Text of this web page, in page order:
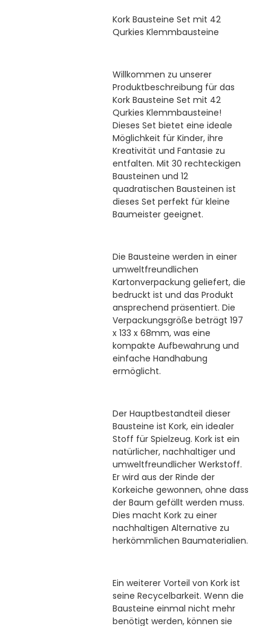
Kork Bausteine Set mit 42
Qurkies Klemmbausteine
Willkommen zu unserer
Produktbeschreibung für das
Kork Bausteine Set mit 42
Qurkies Klemmbausteine!
Dieses Set bietet eine ideale
Möglichkeit für Kinder, ihre
Kreativität und Fantasie zu
entfalten. Mit 30 rechteckigen
Bausteinen und 12
quadratischen Bausteinen ist
dieses Set perfekt für kleine
Baumeister geeignet.
Die Bausteine werden in einer
umweltfreundlichen
Kartonverpackung geliefert, die
bedruckt ist und das Produkt
ansprechend präsentiert. Die
Verpackungsgröße beträgt 197
x 133 x 68mm, was eine
kompakte Aufbewahrung und
einfache Handhabung
ermöglicht.
Der Hauptbestandteil dieser
Bausteine ist Kork, ein idealer
Stoff für Spielzeug. Kork ist ein
natürlicher, nachhaltiger und
umweltfreundlicher Werkstoff.
Er wird aus der Rinde der
Korkeiche gewonnen, ohne dass
der Baum gefällt werden muss.
Dies macht Kork zu einer
nachhaltigen Alternative zu
herkömmlichen Baumaterialien.
Ein weiterer Vorteil von Kork ist
seine Recycelbarkeit. Wenn die
Bausteine einmal nicht mehr
benötigt werden, können sie